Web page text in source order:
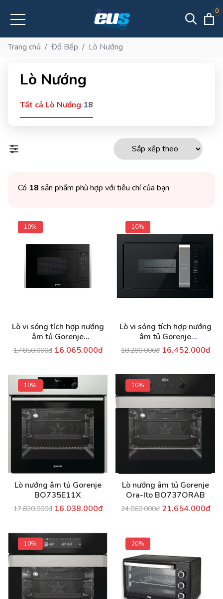
0
Trang chủ / Đồ Bếp / Lò Nướng
Lò Nướng
Tất cả Lò Nướng 18
Có 18 sản phẩm phù hợp với tiêu chí của bạn
10%
Lò vi sóng tích hợp nướng
âm tủ Gorenje
BM251S7XG
17.850.000đ 16.065.000đ
10%
Lò vi sóng tích hợp nướng
âm tủ Gorenje
BM235ORAB
18.280.000đ 16.452.000đ
10%
Lò nướng âm tủ Gorenje
BO735E11X
17.820.000đ 16.038.000đ
10%
Lò nướng âm tủ Gorenje
Ora-Ito BO737ORAB
24.060.000đ 21.654.000đ
10% 20%